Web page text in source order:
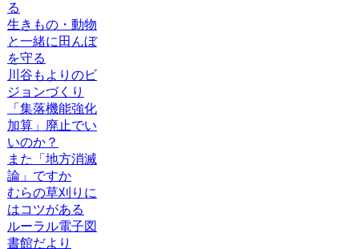
る
生きもの・動物
と一緒に田んぼ
を守る
川谷もよりのビ
ジョンづくり
「集落機能強化
加算」廃止でい
いのか？
また「地方消滅
論」ですか
むらの草刈りに
はコツがある
ルーラル電子図
書館だより